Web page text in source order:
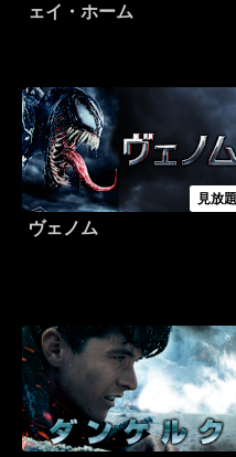
ェイ・ホーム
見放題
ヴェノム